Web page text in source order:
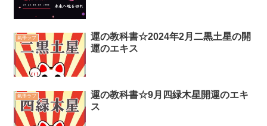
氣學ラブ
運の教科書☆2024年2月二黒土星の開
運のエキス
氣學ラブ
運の教科書☆9月四緑木星開運のエキ
ス